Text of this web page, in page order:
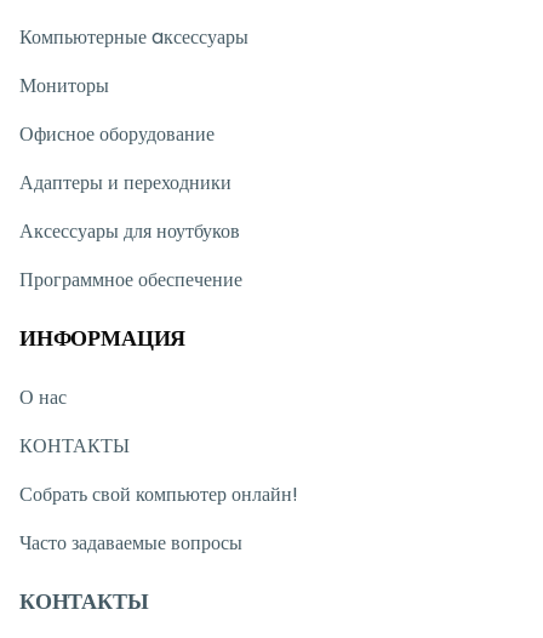
Компьютерные aксессуары
Мониторы
Офисное оборудование
Адаптеры и переходники
Аксессуары для ноутбуков
Программное обеспечение
ИНФОРМАЦИЯ
О нас
КОНТАКТЫ
Собрать свой компьютер онлайн!
Часто задаваемые вопросы
КОНТАКТЫ